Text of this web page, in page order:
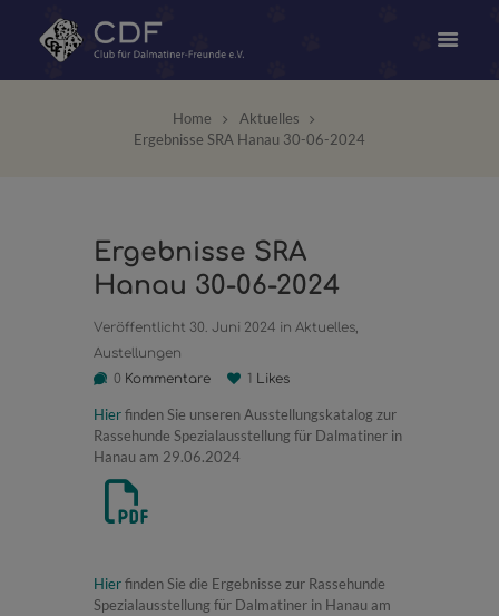
Home
Aktuelles
Ergebnisse SRA Hanau 30-06-2024
Ergebnisse SRA
Hanau 30-06-2024
Veröffentlicht 30. Juni 2024 in Aktuelles
Austellungen
0 Kommentare 1 Likes
Hierfinden Sie unseren Ausstellungskatalog zur
Rassehunde Spezialausstellung für Dalmatiner in
Hanau am 29.06.2024
Hierfinden Sie die Ergebnisse zur Rassehunde
Spezialausstellung für Dalmatiner in Hanau am